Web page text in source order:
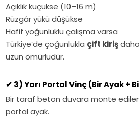
Açıklık küçükse (10–16 m)
Rüzgâr yükü düşükse
Hafif yoğunluklu çalışma varsa
Türkiye’de çoğunlukla çift kiriş
uzun ömürlüdür.
✔ 3) Yarı Portal Vinç (Bir Ayak +
Bir taraf beton duvara monte
portal ayak.